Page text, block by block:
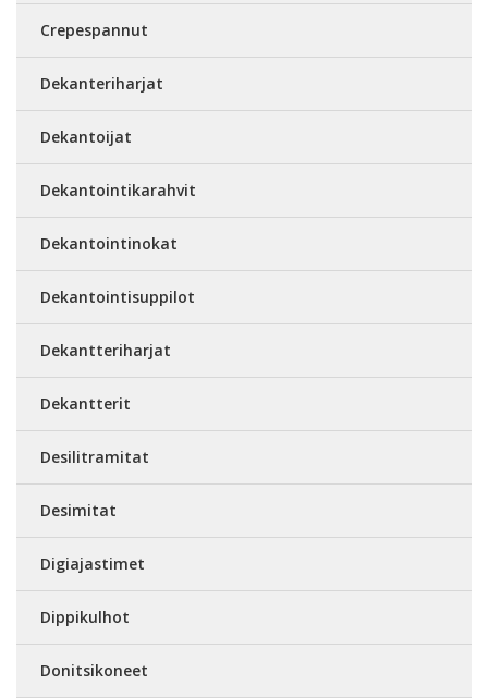
Crepespannut
Dekanteriharjat
Dekantoijat
Dekantointikarahvit
Dekantointinokat
Dekantointisuppilot
Dekantteriharjat
Dekantterit
Desilitramitat
Desimitat
Digiajastimet
Dippikulhot
Donitsikoneet